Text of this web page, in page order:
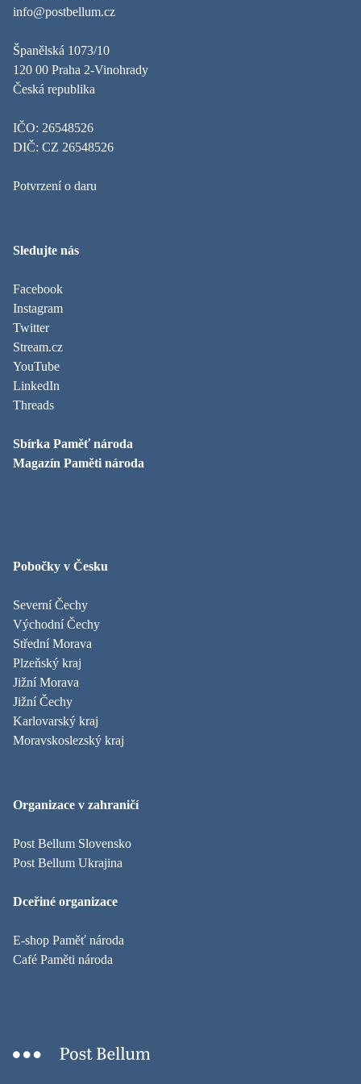
info@postbellum.cz
Španělská 1073/10
120 00 Praha 2-Vinohrady
Česká republika
IČO: 26548526
DIČ: CZ 26548526
Potvrzení o daru
Sledujte nás
Facebook
Instagram
Twitter
Stream.cz
YouTube
LinkedIn
Threads
Sbírka Paměť národa
Magazín Paměti národa
Pobočky v Česku
Severní Čechy
Východní Čechy
Střední Morava
Plzeňský kraj
Jižní Morava
Jižní Čechy
Karlovarský kraj
Moravskoslezský kraj
Organizace v zahraničí
Post Bellum Slovensko
Post Bellum Ukrajina
Dceřiné organizace
E-shop Paměť národa
Café Paměti národa